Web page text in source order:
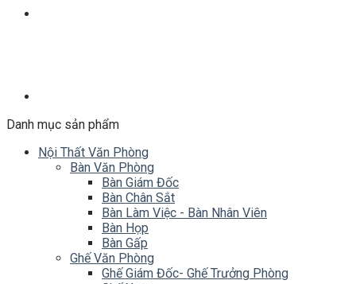
Danh mục sản phẩm
Nội Thất Văn Phòng
Bàn Văn Phòng
Bàn Giám Đốc
Bàn Chân Sắt
Bàn Làm Việc - Bàn Nhân Viên
Bàn Họp
Bàn Gấp
Ghế Văn Phòng
Ghế Giám Đốc- Ghế Trưởng Phòng